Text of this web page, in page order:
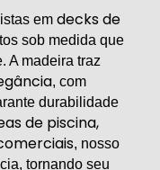
em decks de
sob medida que
A madeira traz
, com
durabilidade
de piscina,
, nosso
tornando seu